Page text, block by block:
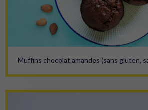
Muffins chocolat amandes (sans gluten,